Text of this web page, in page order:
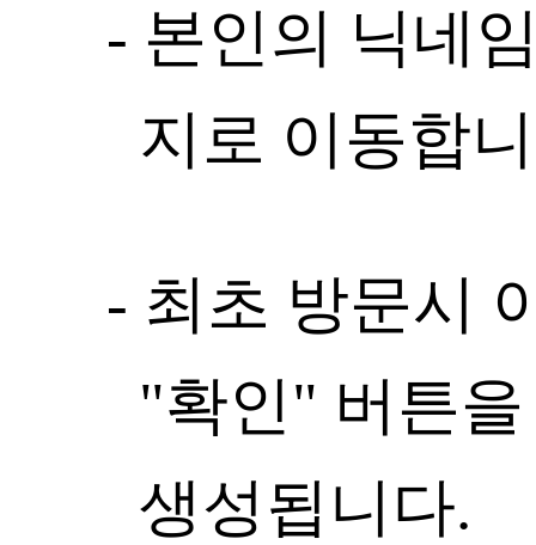
- 본인의 닉네
지로 이동합
- 최초 방문시
"확인" 버튼
생성됩니다.